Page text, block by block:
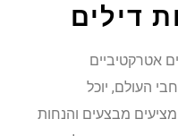
דילים
אטרקטיביים
העולם, יוכל
מבצעים והנחות